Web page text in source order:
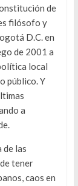
de
filósofo y
D.C. en
de 2001 a
local
público. Y
a
de las
tener
caos en